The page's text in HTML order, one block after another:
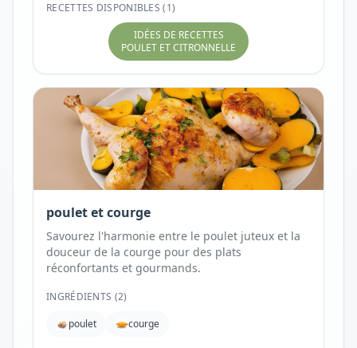
RECETTES DISPONIBLES (1)
IDÉES DE RECETTES
POULET ET CITRONNELLE
poulet et courge
Savourez l'harmonie entre le poulet juteux et la
douceur de la courge pour des plats
réconfortants et gourmands.
INGRÉDIENTS (2)
poulet
courge